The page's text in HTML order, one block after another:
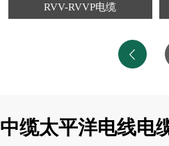
RVV-RVVP电缆
中缆太平洋电线电